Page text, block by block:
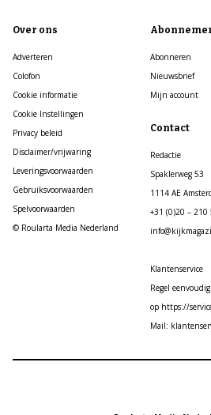
Over ons
Adverteren
Colofon
Cookie informatie
Cookie Instellingen
Privacy beleid
Disclaimer/vrijwaring
Leveringsvoorwaarden
Gebruiksvoorwaarden
Spelvoorwaarden
© Roularta Media Nederland
Abonneren
Nieuwsbrief
Mijn account
Contact
Redactie
Spaklerweg 53
1114 AE
+31 (0)20 – 210
Klantenservice
Regel
op https://
Mail: